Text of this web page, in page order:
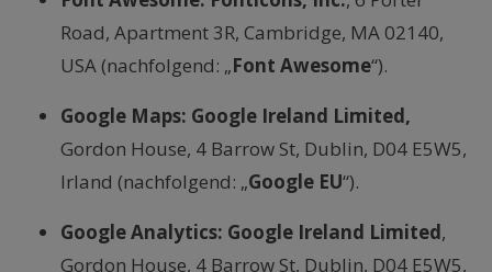
Road, Apartment 3R, Cambridge, MA 02140,
USA (nachfolgend: „Font Awesome“).
Google Maps: Google Ireland Limited,
Gordon House, 4 Barrow St, Dublin, D04 E5W5,
Irland (nachfolgend: „Google EU“).
Google Analytics: Google Ireland Limited,
Gordon House, 4 Barrow St, Dublin, D04 E5W5,